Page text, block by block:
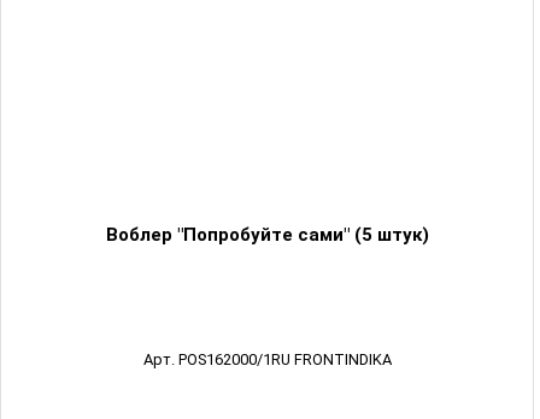
Воблер "Попробуйте сами" (5 штук)
Арт. POS162000/1RU FRONTINDIKA